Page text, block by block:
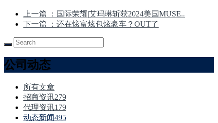
上一篇
：国际荣耀|艾玛琳斩获2024美国MUSE..
下一篇
：还在炫富炫包炫豪车？OUT了
公司动态
所有文章
招商资讯279
代理资讯179
动态新闻495